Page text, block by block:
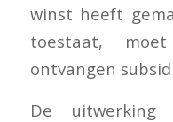
winst heeft
toestaat,
ontvangen
De